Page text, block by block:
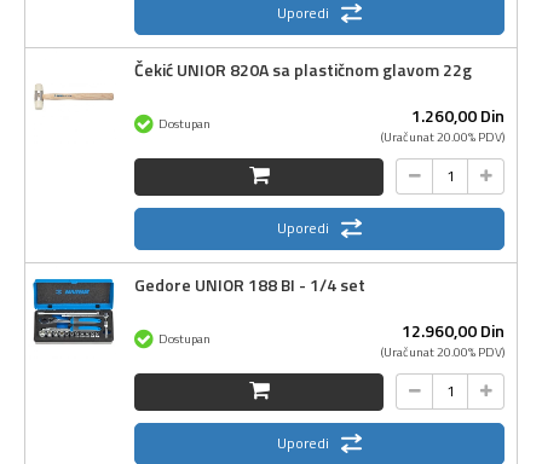
Uporedi
Čekić UNIOR 820A sa plastičnom glavom 22g
1.260,00Din
(Uračunat 20.00% PDV)
Dostupan
Uporedi
Gedore UNIOR 188 BI - 1/4 set
12.960,00Din
(Uračunat 20.00% PDV)
Dostupan
Uporedi